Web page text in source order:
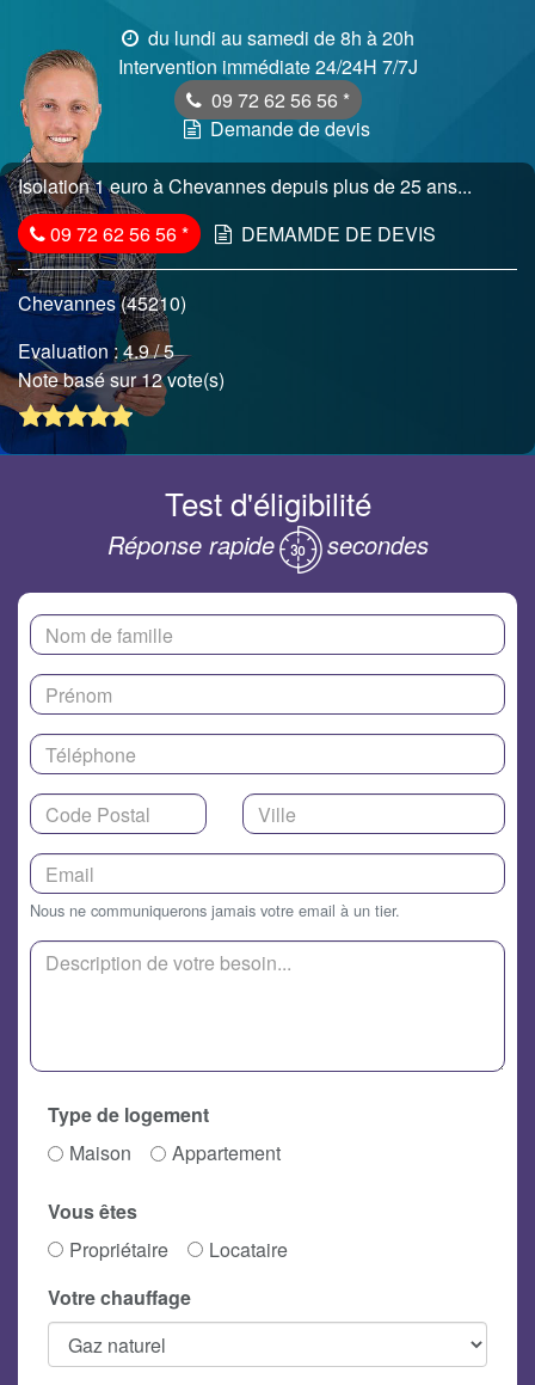
du lundi au samedi de 8h à 20h
Intervention immédiate 24/24H 7/7J
09 72 62 56 56 *
Demande de devis
Isolation 1 euro à Chevannes depuis plus de 25 ans...
09 72 62 56 56* DEMAMDE DE DEVIS
Chevannes (45210)
Evaluation :4.9/ 5
Note basé sur 12 vote(s)
Test d'éligibilité
Réponse rapide secondes
Nous ne communiquerons jamais votre email à un tier.
Type de logement
Maison
Appartement
Vous êtes
Propriétaire
Locataire
Votre chauffage